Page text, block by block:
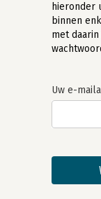
hieronder
binnen
met
Uw e-